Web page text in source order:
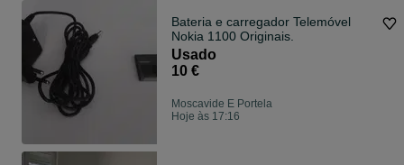
Bateria e carregador Telemóvel
Nokia 1100 Originais.
Usado
10 €
Moscavide E Portela
Hoje às 17:16